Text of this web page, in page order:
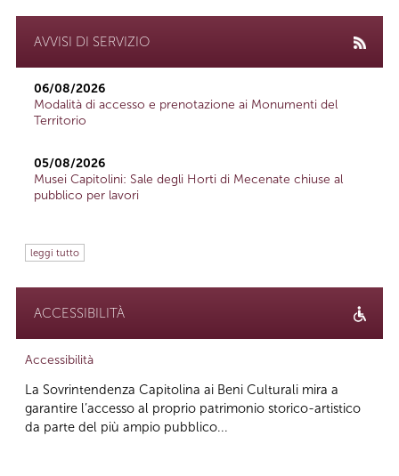
AVVISI DI SERVIZIO
06/08/2026
Modalità di accesso e prenotazione ai Monumenti del
Territorio
05/08/2026
Musei Capitolini: Sale degli Horti di Mecenate chiuse al
pubblico per lavori
leggi tutto
ACCESSIBILITÀ
Accessibilità
La Sovrintendenza Capitolina ai Beni Culturali mira a
garantire l’accesso al proprio patrimonio storico-artistico
da parte del più ampio pubblico...